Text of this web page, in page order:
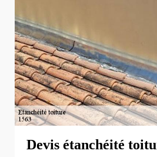
Devis étanchéité